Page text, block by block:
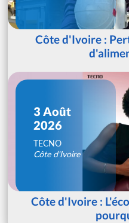
Côte d'Ivoire :
3 Août
2026
TECNO
Côte d'Ivoire
Côte d'Ivoire :